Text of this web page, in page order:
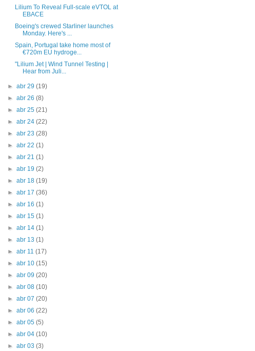
Lilium To Reveal Full-scale eVTOL at
EBACE
Boeing's crewed Starliner launches
Monday. Here's ...
Spain, Portugal take home most of
€720m EU hydroge...
"Lilium Jet | Wind Tunnel Testing |
Hear from Juli...
► abr 29 (19)
► abr 26 (8)
► abr 25 (21)
► abr 24 (22)
► abr 23 (28)
► abr 22 (1)
► abr 21 (1)
► abr 19 (2)
► abr 18 (19)
► abr 17 (36)
► abr 16 (1)
► abr 15 (1)
► abr 14 (1)
► abr 13 (1)
► abr 11 (17)
► abr 10 (15)
► abr 09 (20)
► abr 08 (10)
► abr 07 (20)
► abr 06 (22)
► abr 05 (5)
► abr 04 (10)
► abr 03 (3)